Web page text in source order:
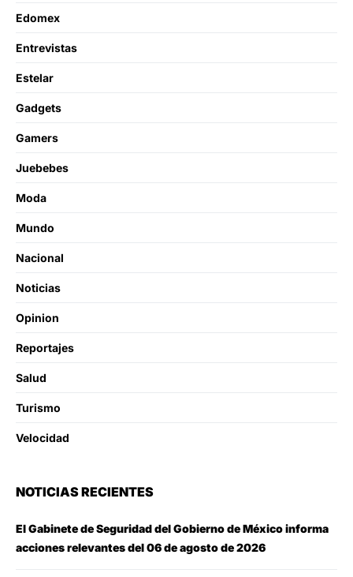
Edomex
Entrevistas
Estelar
Gadgets
Gamers
Juebebes
Moda
Mundo
Nacional
Noticias
Opinion
Reportajes
Salud
Turismo
Velocidad
NOTICIAS RECIENTES
El Gabinete de Seguridad del Gobierno de México informa
acciones relevantes del 06 de agosto de 2026